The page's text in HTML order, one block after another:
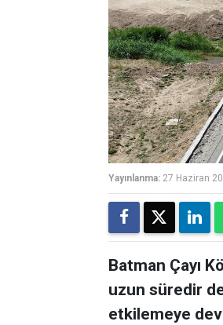
Yayınlanma: 27 Haziran
Batman Çayı
uzun süredir
etkilemeye